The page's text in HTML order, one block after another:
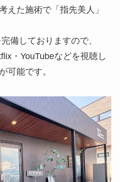
えた施術で「指先美人」
備しておりますので、
・YouTubeなどを視聴し
可能です。